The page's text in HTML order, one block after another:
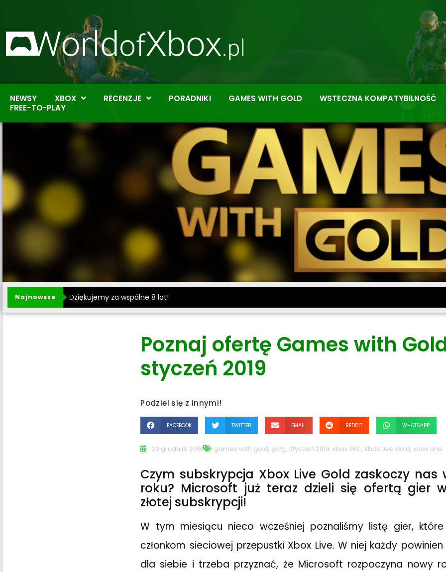
NEWSY XBOX RECENZJE PORADNIKI GAMES WITH GOLD
WSTECZNA KOMPATYBILNOŚĆ
FREE-TO-PLAY
Najnowsze Dziękujemy za wspólne 8 lat!
Poznaj ofertę Games with
styczeń 2019
Podziel się z innymi!
FACEBOOK TWITTER EMAIL REDDIT WHATSAPP
20 grudnia, 2018 games with gold, gwg, Styczeń 2019,xbox 360, Xbox Live Gold,xbox one
Czym subskrypcja Xbox Live Gold zaskoczy nas
roku? Microsoft już teraz dzieli się ofertą gier
złotej subskrypcji!
W tym miesiącu nieco wcześniej poznaliśmy listę gier, które
członkom sieciowej przepustki Xbox Live. W niej każdy
dla siebie i trzeba przyznać, że Microsoft rozpoczyna nowy